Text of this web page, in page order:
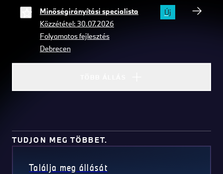
Minőségirányítási specialista
Közzététel: 30.07.2026
Folyamatos fejlesztés
Debrecen
Új
TUDJON MEG TÖBBET.
Találja meg állását